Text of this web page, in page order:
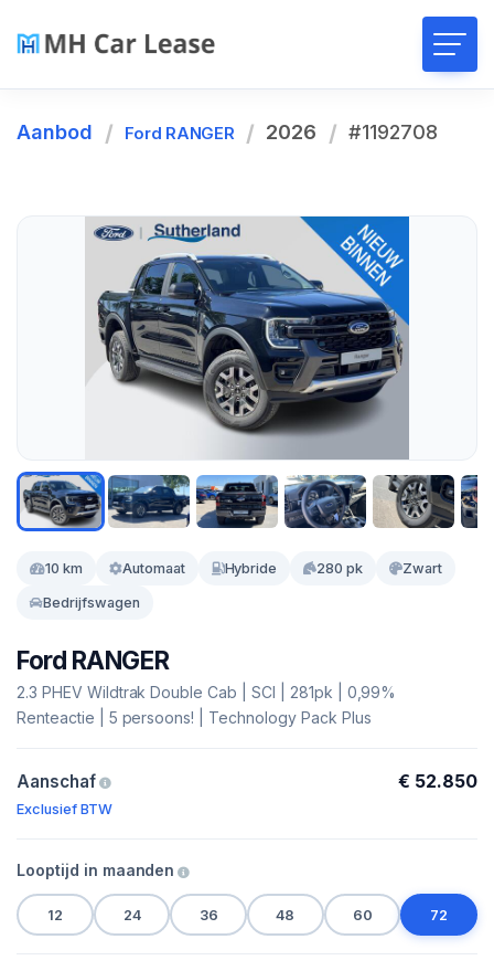
Aanbod Ford RANGER 2026 #1192708
10 km Automaat Hybride 280 pk Zwart
Bedrijfswagen
Ford RANGER
2.3 PHEV Wildtrak Double Cab | SCI | 281pk | 0,99%
Renteactie | 5 persoons! | Technology Pack Plus
Aanschaf € 52.850
Exclusief BTW
Looptijd in maanden
12 24 36 48 60 72